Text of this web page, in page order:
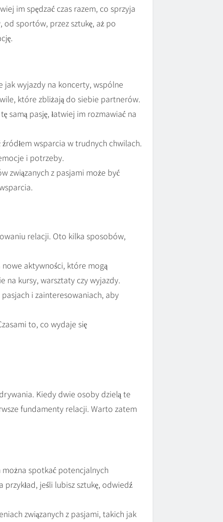
im spędzać czas razem, co sprzyja
sportów, przez sztukę, aż po
jak wyjazdy na koncerty, wspólne
które zbliżają do siebie partnerów.
samą pasję, łatwiej im rozmawiać na
wsparcia w trudnych chwilach.
i potrzeby.
związanych z pasjami może być
relacji. Oto kilka sposobów,
aktywności, które mogą
na kursy, warsztaty czy wyjazdy.
i zainteresowaniach, aby
to, co wydaje się
Kiedy dwie osoby dzielą te
fundamenty relacji. Warto zatem
spotkać potencjalnych
jeśli lubisz sztukę, odwiedź
związanych z pasjami, takich jak